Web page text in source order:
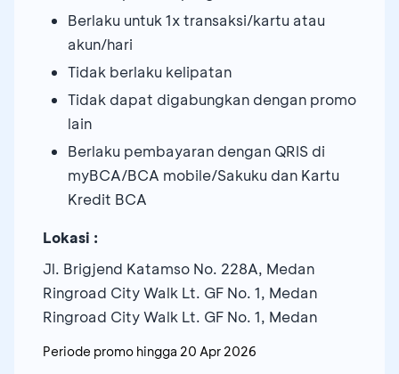
Berlaku untuk 1x transaksi/kartu atau
akun/hari
Tidak berlaku kelipatan
Tidak dapat digabungkan dengan promo
lain
Berlaku pembayaran dengan QRIS di
myBCA/BCA mobile/Sakuku dan Kartu
Kredit BCA
Lokasi :
Jl. Brigjend Katamso No. 228A, Medan
Ringroad City Walk Lt. GF No. 1, Medan
Ringroad City Walk Lt. GF No. 1, Medan
Periode promo hingga 20 Apr 2026